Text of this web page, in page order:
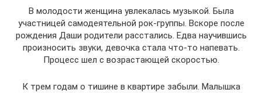
В молодости женщина увлекалась музыкой. Была
участницей самодеятельной рок-группы. Вскоре после
рождения Даши родители расстались. Едва научившись
произносить звуки, девочка стала что-то напевать.
Процесс шел с возрастающей скоростью.
К трем годам о тишине в квартире забыли. Малышка